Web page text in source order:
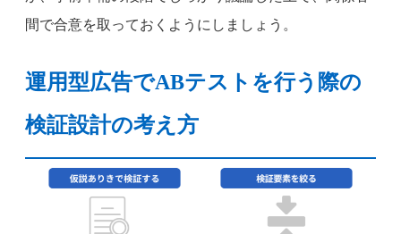
間で合意を取っておくようにしましょう。
運用型広告でABテストを行う際の
検証設計の考え方